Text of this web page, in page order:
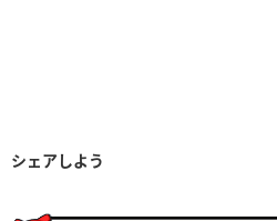
シェアしよう